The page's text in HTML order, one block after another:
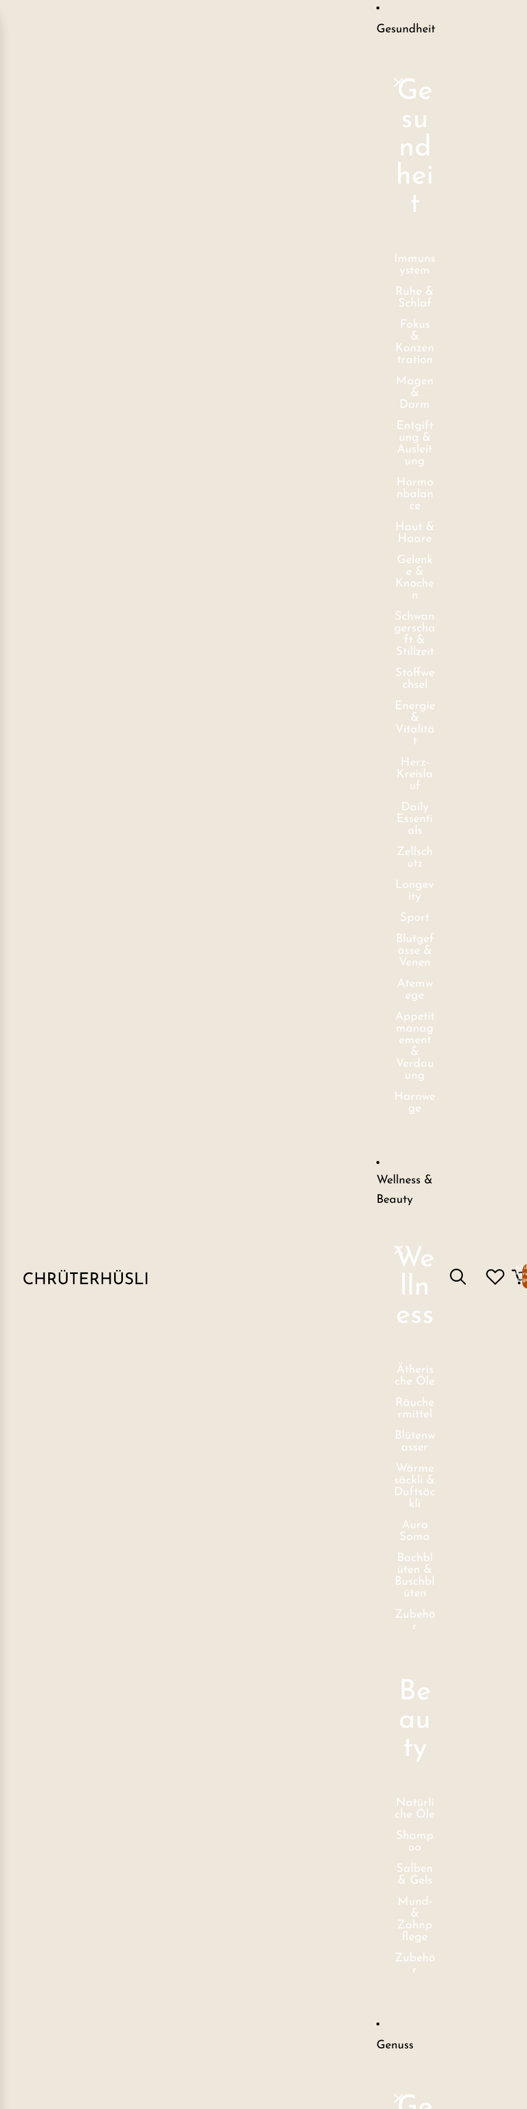
Gesundheit
Ge
su
nd
hei
t
Immuns
ystem
Ruhe &
Schlaf
Fokus
&
Konzen
tration
Magen
&
Darm
Entgift
ung &
Ausleit
ung
Hormo
nbalan
ce
Haut &
Haare
Gelenk
e &
Knoche
n
Schwan
gerscha
ft &
Stillzeit
Stoffwe
chsel
Energie
&
Vitalitä
t
Herz-
Kreisla
uf
Daily
Essenti
als
Zellsch
utz
Longev
ity
Sport
Blutgef
ässe &
Venen
Atemw
ege
Appetit
manag
ement
&
Verdau
ung
Harnwe
ge
Wellness &
Beauty
We
lln
ess
Ätheris
che Öle
Räuche
rmittel
Blütenw
asser
Wärme
säckli &
Duftsäc
kli
Aura
Soma
Bachbl
üten &
Buschbl
üten
Zubehö
r
Be
au
ty
Natürli
che Öle
Shamp
oo
Salben
& Gels
Mund-
&
Zahnp
flege
Zubehö
r
Genuss